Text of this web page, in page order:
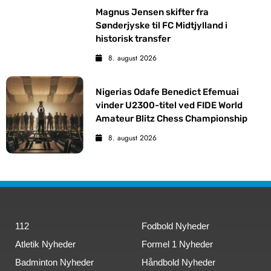
Magnus Jensen skifter fra
Sønderjyske til FC Midtjylland i
historisk transfer
8. august 2026
Nigerias Odafe Benedict Efemuai
vinder U2300-titel ved FIDE World
Amateur Blitz Chess Championship
8. august 2026
112
Atletik Nyheder
Badminton Nyheder
Fodbold Nyheder
Formel 1 Nyheder
Håndbold Nyheder